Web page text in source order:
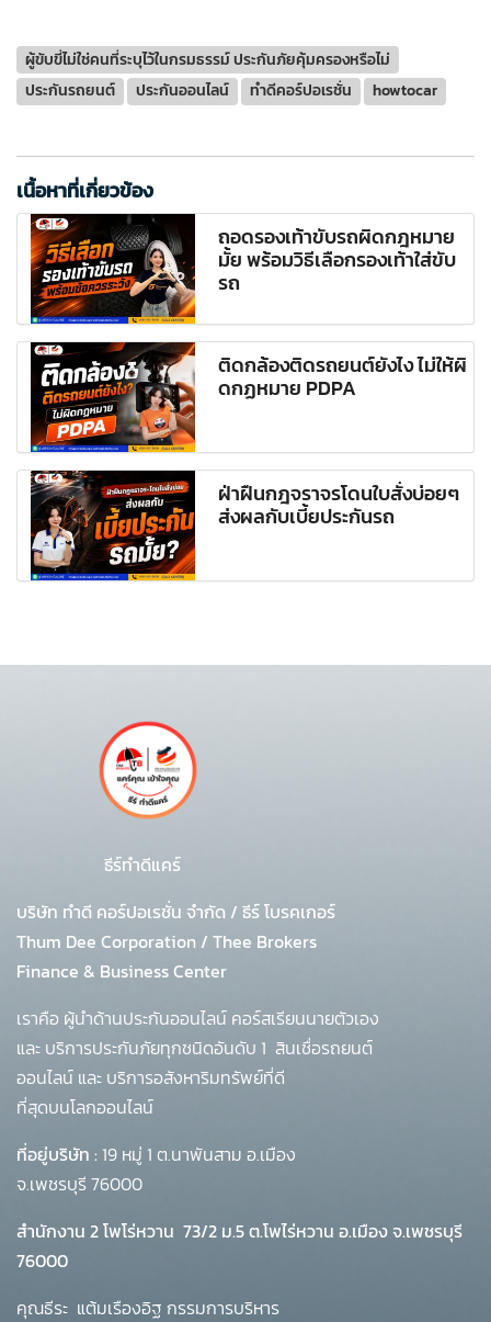
ผู้ขับขี่ไม่ใช่คนที่ระบุไว้ในกรมธรรม์ ประกันภัยคุ้มครองหรือไม่
ประกันรถยนต์
ประกันออนไลน์ ทำดีคอร์ปอเรชั่น howtocar
เนื้อหาที่เกี่ยวข้อง
ถอดรองเท้าขับรถผิดกฎหมาย
มั้ย พร้อมวิธีเลือกรองเท้าใส่ขับ
รถ
ติดกล้องติดรถยนต์ยังไง ไม่ให้ผิ
ดกฏหมาย PDPA
ฝ่าฝืนกฎจราจรโดนใบสั่งบ่อยๆ
ส่งผลกับเบี้ยประกันรถ
ธีร์ทำดีแคร์
บริษัท ทำดี คอร์ปอเรชั่น จำกัด / ธีร์ โบรคเกอร์
Thum Dee Corporation / Thee Brokers
Finance & Business Center
เราคือ ผู้นำด้านประกันออนไลน์ คอร์สเรียนนายตัวเอง
และ บริการประกันภัยทุกชนิดอันดับ 1 สินเชื่อรถยนต์
ออนไลน์ และ บริการอสังหาริมทรัพย์ที่ดี
ที่สุดบนโลกออนไลน์
ที่อยู่บริษัท : 19 หมู่ 1 ต.นาพันสาม อ.เมือง
จ.เพชรบุรี 76000
สำนักงาน 2 โพโร่หวาน 73/2 ม.5 ต.โพไร่หวาน อ.เมือง จ.เพชรบุรี
76000
คุณธีระ แต้มเรืองอิฐ กรรมการบริหาร